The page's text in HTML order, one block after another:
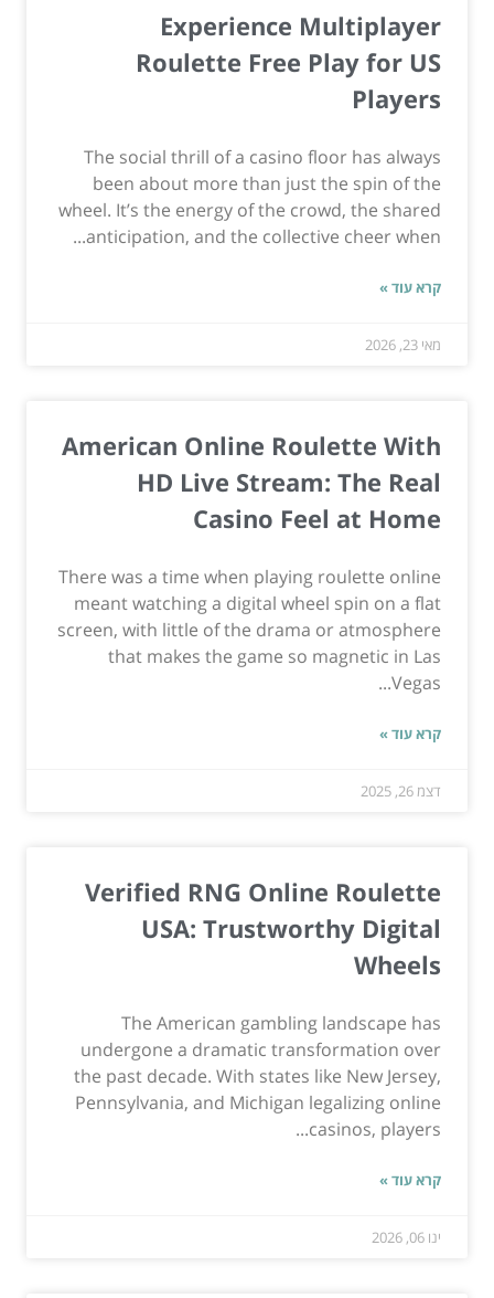
Experience Multiplayer
Roulette Free Play for US
Players
The social thrill of a casino floor has always
been about more than just the spin of the
wheel. It’s the energy of the crowd, the shared
anticipation, and the collective cheer when...
קרא עוד »
מאי 23, 2026
American Online Roulette With
HD Live Stream: The Real
Casino Feel at Home
There was a time when playing roulette online
meant watching a digital wheel spin on a flat
screen, with little of the drama or atmosphere
that makes the game so magnetic in Las
Vegas...
קרא עוד »
דצמ 26, 2025
Verified RNG Online Roulette
USA: Trustworthy Digital
Wheels
The American gambling landscape has
undergone a dramatic transformation over
the past decade. With states like New Jersey,
Pennsylvania, and Michigan legalizing online
casinos, players...
קרא עוד »
ינו 06, 2026